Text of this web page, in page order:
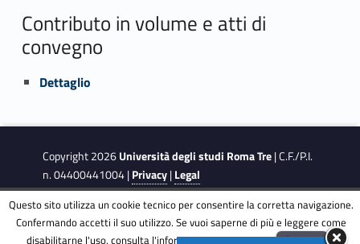
Contributo in volume e atti di
convegno
Link identifier #identifier_person_6642-3
Dettaglio
Copyright 2026Università degli studi Roma Tre| C.F./P.I.
n. 04400441004 |Privacy|Legal
Notes|Accessibility|Accessibility Target
This site is protected by reCAPTCHA and the GooglePrivacy
Questo sito utilizza un cookie tecnico per consentire la corretta navigazione.
Confermando accetti il suo utilizzo. Se vuoi saperne di più e leggere come
disabilitarne l'uso, consulta l'informativa estesa.ENG Accetta